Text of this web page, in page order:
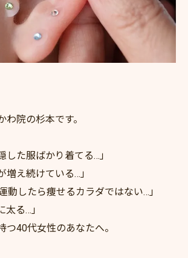
院の杉本です。
した服ばかり着てる…」
増え続けている…」
動したら痩せるカラダではない…」
太る…」
つ40代女性のあなたへ。